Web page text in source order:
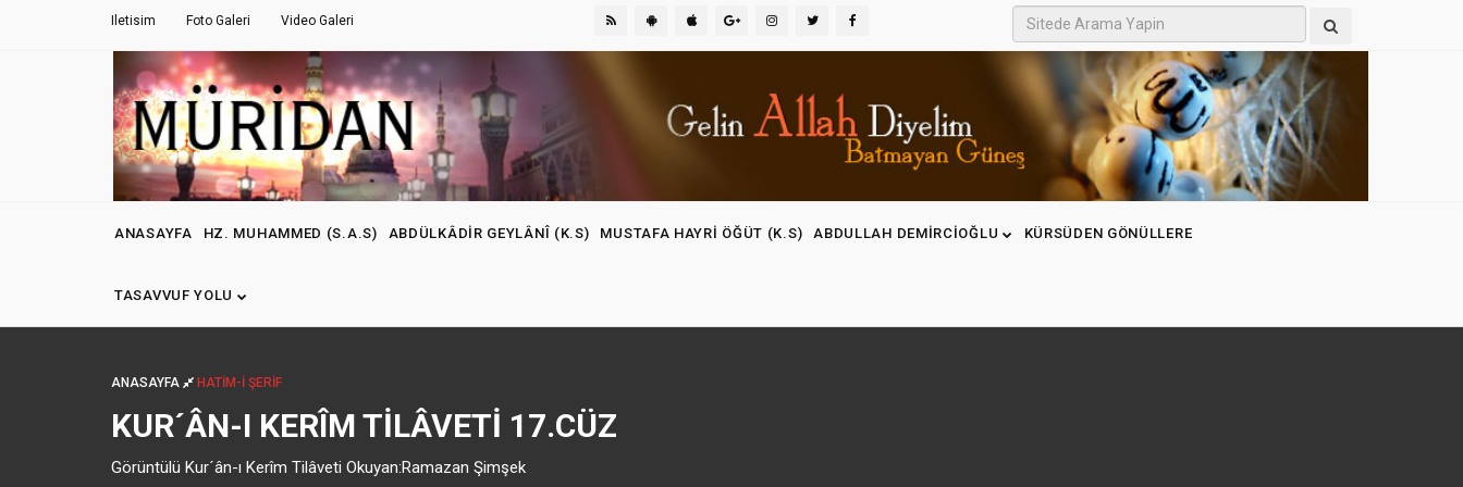
Iletisim Foto Galeri Video Galeri
ANASAYFA HZ. MUHAMMED (S.A.S) ABDÜLKÂDIR GEYLÂNÎ (K.S) MUSTAFA HAYRI ÖĞÜT (K.S) ABDULLAH DEMIRCIOĞLU KÜRSÜDEN GÖNÜLLERE
TASAVVUF YOLU
ANASAYFA HATİM-İ ŞERİF
KUR´ÂN-I KERÎM TILÂVETI 17.CÜZ
Görüntülü Kur´ân-ı Kerîm Tilâveti Okuyan:Ramazan Şimşek